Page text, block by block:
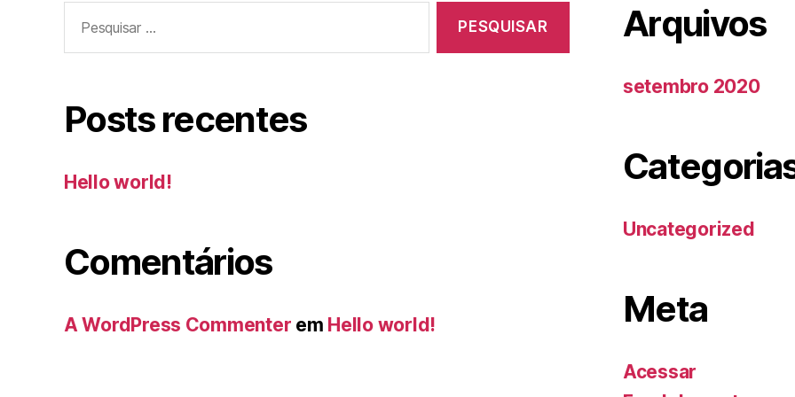
por:
Posts recentes
Hello world!
Comentários
A WordPress Commenter em Hello world!
Arquivos
setembro 2020
Uncategorized
Meta
Acessar